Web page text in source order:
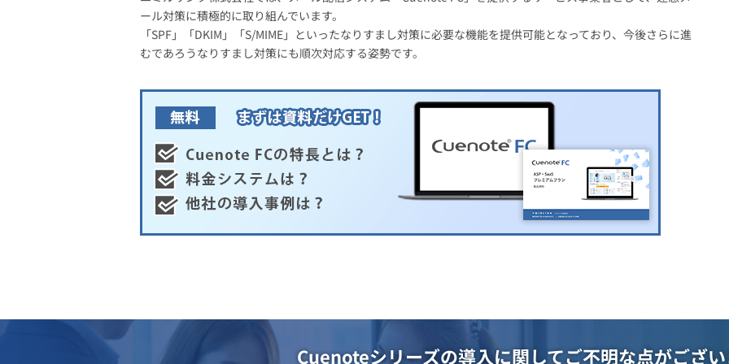
ール対策に積極的に取り組んでいます。
「SPF」「DKIM」「S/MIME」といったなりすまし対策に必要な機能を提供可能となっており、今後さらに進
むであろうなりすまし対策にも順次対応する姿勢です。
Cuenoteシリーズの導入に関してご不明な点がござ